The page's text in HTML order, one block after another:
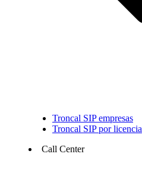
Troncal SIP empresas
Troncal SIP por licencia
Call Center